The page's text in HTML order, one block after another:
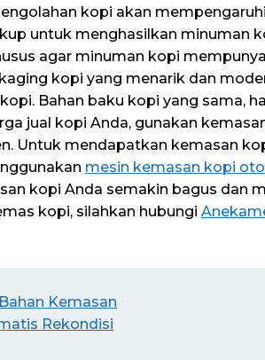
kopi akan
untuk menghasilkan minuman
agar minuman kopi
kopi yang menarik dan
Bahan baku kopi yang sama,
jual kopi Anda, gunakan
Untuk mendapatkan kemasan
mesin kemasan kopi
kopi Anda semakin bagus dan
kopi, silahkan hubungi
Kemasan
Rekondisi